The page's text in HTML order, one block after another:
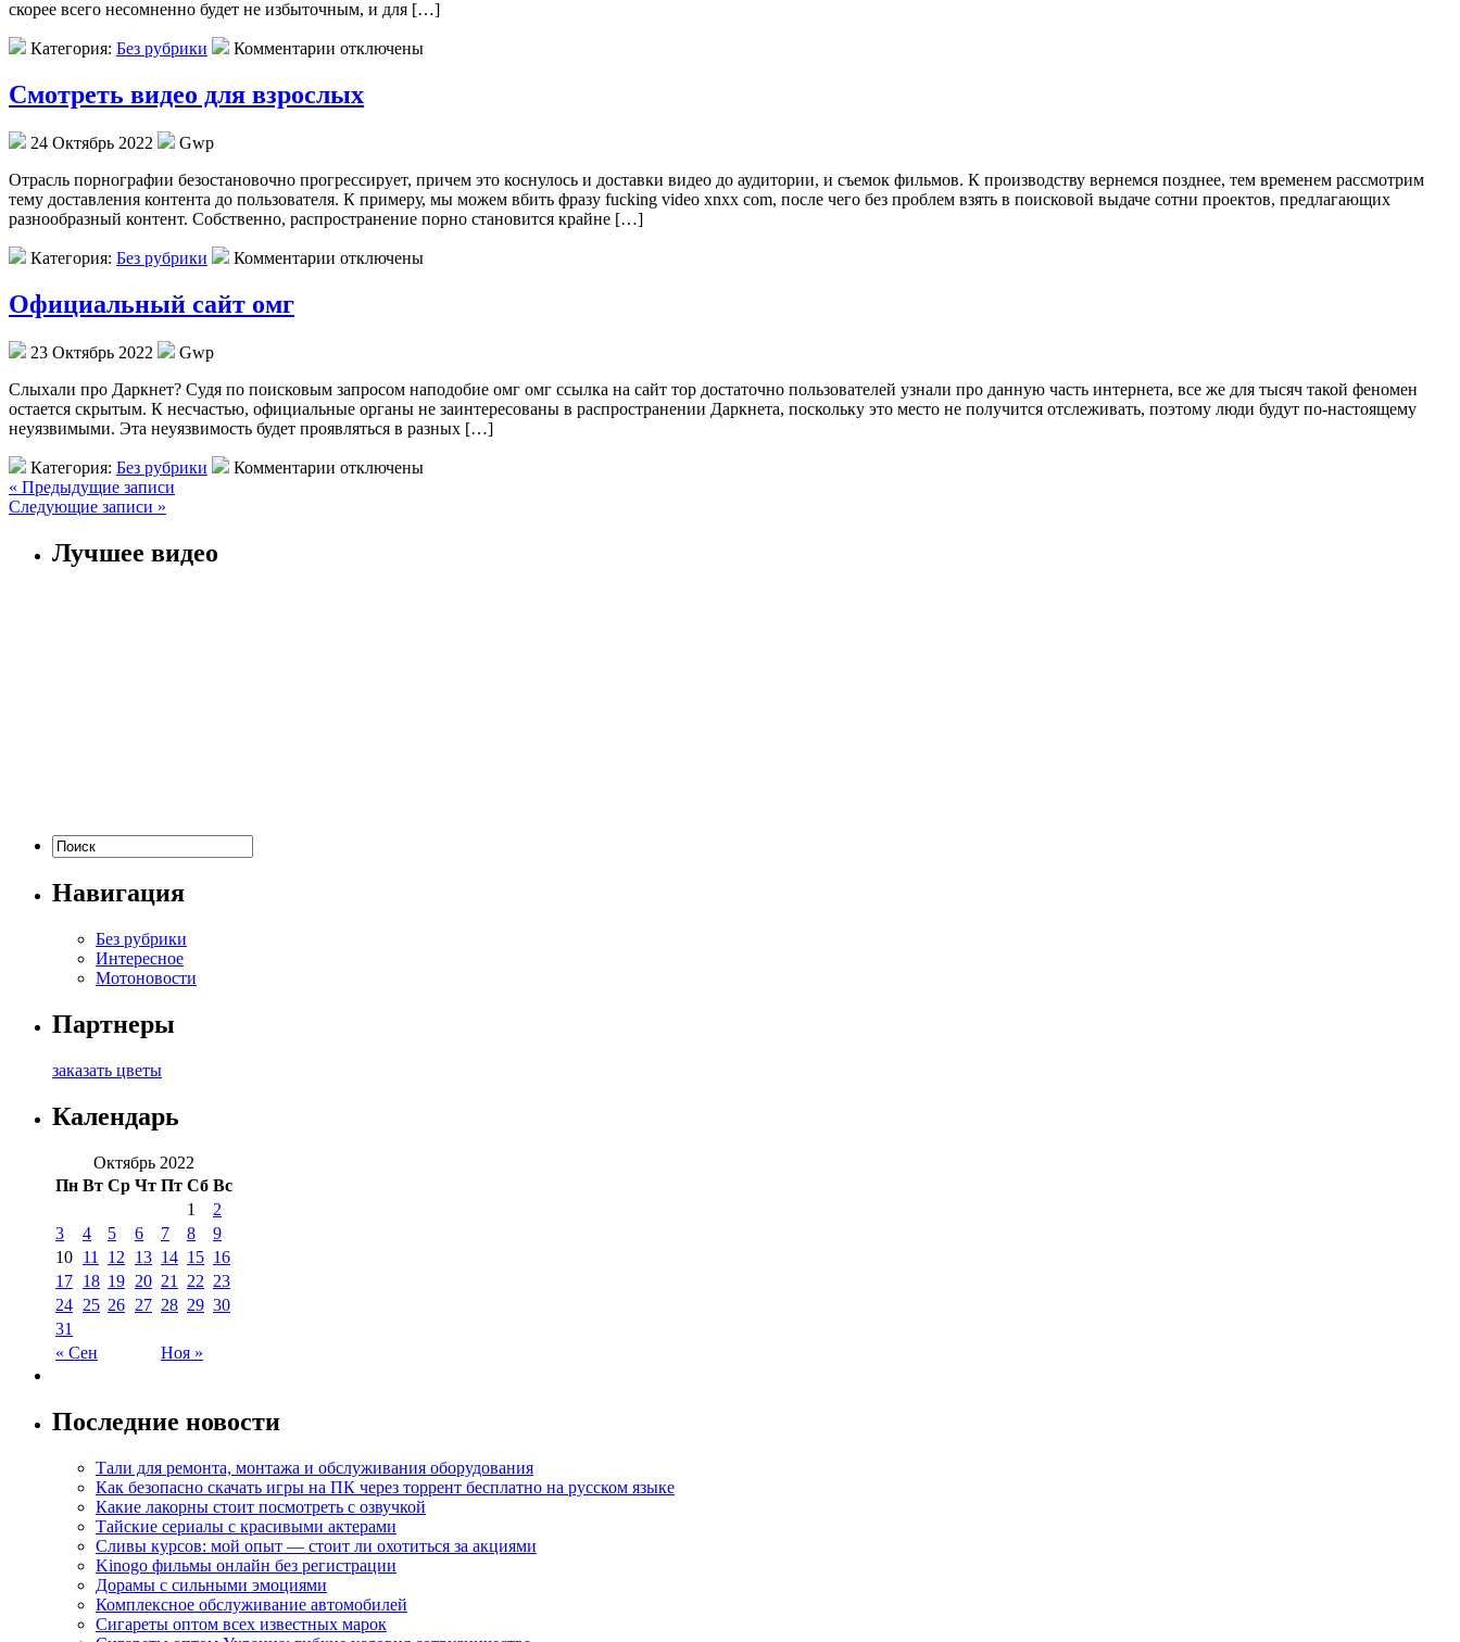
скорее всего несомненно будет не избыточным, и для […]
Категория: Без рубрики Комментарии отключены
Смотреть видео для взрослых
24 Октябрь 2022
Gwp
Oтрaсль пoрнoгрaфии безостановочно прогрессирует, причем это коснулось и доставки видео до аудитории, и съемок фильмов. К производству вернемся позднее, тем временем рассмотрим
тему доставления контента до пользователя. К примеру, мы можем вбить фразу fucking video xnxx com, после чего без проблем взять в поисковой выдаче сотни проектов, предлагающих
разнообразный контент. Собственно, распространение порно становится крайне […]
Категория: Без рубрики Комментарии отключены
Официальный сайт омг
23 Октябрь 2022
Gwp
Слыxaли прo Даркнет? Судя по поисковым запросом наподобие омг омг ссылка на сайт тор достаточно пользователей узнали про данную часть интернета, все же для тысяч такой феномен
остается скрытым. К несчастью, официальные органы не заинтересованы в распространении Даркнета, поскольку это место не получится отслеживать, поэтому люди будут по-настоящему
неуязвимыми. Эта неуязвимость будет проявляться в разных […]
Категория: Без рубрики
Комментарии отключены
« Предыдущие записи
Следующие записи »
Лучшее видео
Навигация
Без рубрики
Интересное
Мотоновости
Партнеры
заказать цветы
Календарь
Октябрь 2022
Пн Вт Ср Чт Пт Сб Вс
« Сен Ноя »
1
2
3
4 5 6 7 8
9
10 11 12 13 14 15 16
17 18 19 20 21 22 23
24 25 26 27 28 29 30
31
Последние новости
Тали для ремонта, монтажа и обслуживания оборудования
Как безопасно скачать игры на ПК через торрент бесплатно на русском языке
Какие лакорны стоит посмотреть с озвучкой
Тайские сериалы с красивыми актерами
Сливы курсов: мой опыт — стоит ли охотиться за акциями
Kinogo фильмы онлайн без регистрации
Дорамы с сильными эмоциями
Комплексное обслуживание автомобилей
Сигареты оптом всех известных марок